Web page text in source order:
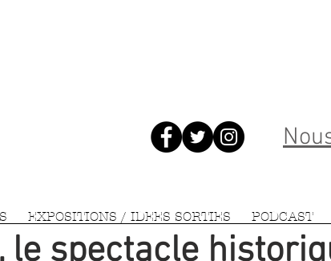
le spectacle
EXPOSITIONS / IDEES SORTIES PODCAST